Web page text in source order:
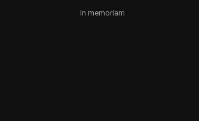
In memoriam